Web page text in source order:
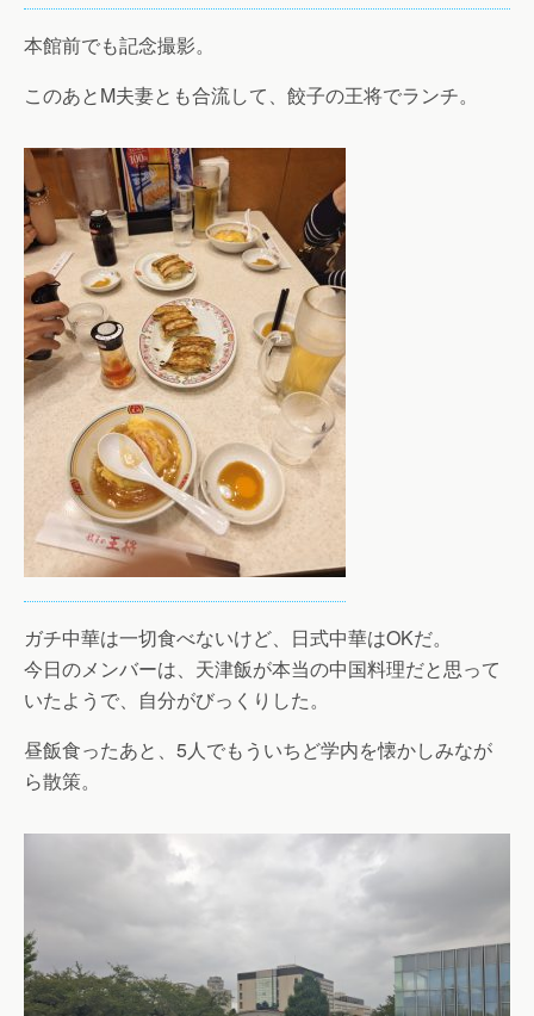
本館前でも記念撮影。
このあとM夫妻とも合流して、餃子の王将でランチ。
ガチ中華は一切食べないけど、日式中華はOKだ。
今日のメンバーは、天津飯が本当の中国料理だと思って
いたようで、自分がびっくりした。
昼飯食ったあと、5人でもういちど学内を懐かしみなが
ら散策。